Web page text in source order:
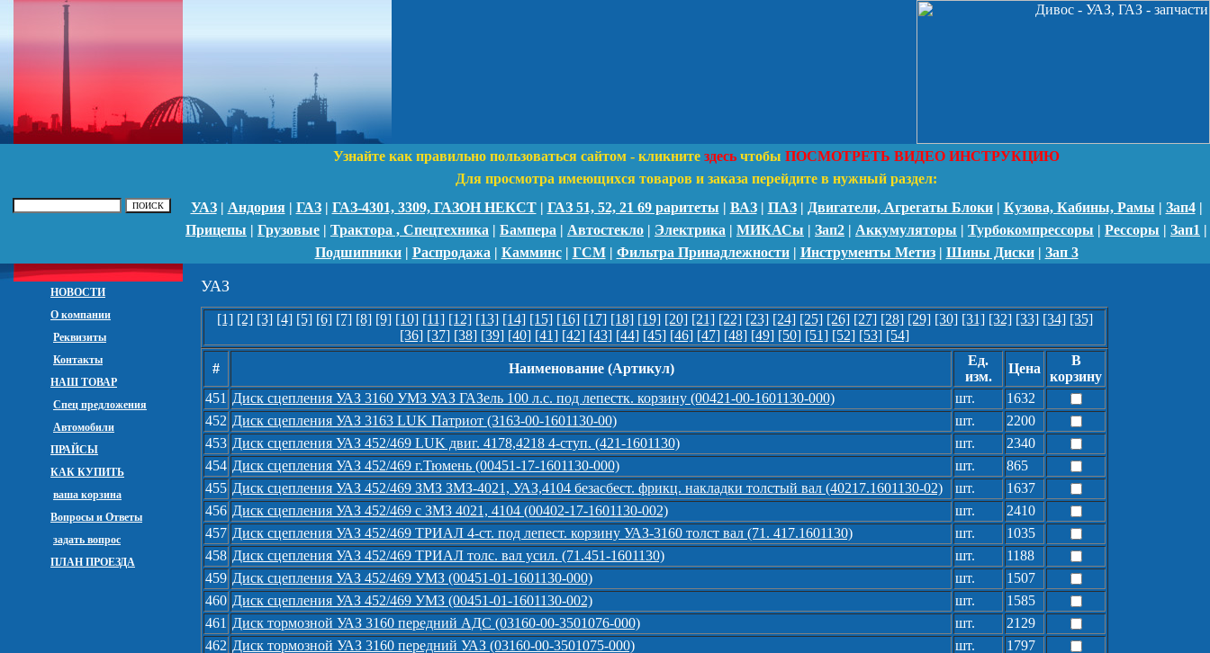
Узнайте как правильно пользоваться сайтом - кликните здесь чтобы ПОСМОТРЕТЬ ВИДЕО ИНСТРУКЦИЮ
Для просмотра имеющихся товаров и заказа перейдите в нужный раздел:
УАЗ| Андория| ГАЗ| ГАЗ-4301, 3309, ГАЗОН НЕКСТ| ГАЗ 51, 52, 21 69 раритеты | ВАЗ| ПАЗ| Двигатели, Агрегаты Блоки| Кузова, Кабины, Рамы | Зап4|
Прицепы | Грузовые | Трактора , Спецтехника | Бампера | Автостекло | Электрика | МИКАСы | Зап2 | Аккумуляторы | Турбокомпрессоры | Рессоры | Зап1 |
Подшипники| Распродажа | Камминс| ГСМ| Фильтра Принадлежности| Инструменты Метиз| Шины Диски| Зап 3
НОВОСТИ
О компании
Реквизиты
Контакты
НАШ ТОВАР
Спец предложения
Автомобили
ПРАЙСЫ
КАК КУПИТЬ
ваша корзина
Вопросы и Ответы
задать вопрос
ПЛАН ПРОЕЗДА
УАЗ
[1] [2] [3] [4] [5] [6] [7] [8] [9] [10] [11] [12] [13] [14] [15] [16] [17] [18] [19] [20] [21] [22] [23] [24] [25] [26] [27] [28] [29] [30] [31] [32] [33] [34] [35]
[36] [37] [38] [39] [40] [41] [42] [43] [44] [45] [46] [47] [48] [49] [50] [51] [52] [53] [54]
# Наименование (Артикул)
Ед.
изм.
Цена
В
корзину
451 Диск сцепления УАЗ 3160 УМЗ УАЗ ГАЗель 100 л.с. под лепестк. корзину (00421-00-1601130-000) шт.
1632
452 Диск сцепления УАЗ 3163 LUK Патриот (3163-00-1601130-00) шт.
2200
453 Диск сцепления УАЗ 452/469 LUK двиг. 4178,4218 4-ступ. (421-1601130) шт.
2340
454 Диск сцепления УАЗ 452/469 г.Тюмень (00451-17-1601130-000) шт.
865
455 Диск сцепления УАЗ 452/469 ЗМЗ ЗМЗ-4021, УАЗ,4104 безасбест. фрикц. накладки толстый вал (40217.1601130-02) шт.
1637
456 Диск сцепления УАЗ 452/469 с ЗМЗ 4021, 4104 (00402-17-1601130-002) шт.
2410
457 Диск сцепления УАЗ 452/469 ТРИАЛ 4-ст. под лепест. корзину УАЗ-3160 толст вал (71. 417.1601130) шт.
1035
458 Диск сцепления УАЗ 452/469 ТРИАЛ толс. вал усил. (71.451-1601130) шт.
1188
459 Диск сцепления УАЗ 452/469 УМЗ (00451-01-1601130-000) шт.
1507
460 Диск сцепления УАЗ 452/469 УМЗ (00451-01-1601130-002) шт.
1585
461 Диск тормозной УАЗ 3160 передний АДС (03160-00-3501076-000) шт.
2129
462 Диск тормозной УАЗ 3160 передний УАЗ (03160-00-3501075-000) шт.
1797